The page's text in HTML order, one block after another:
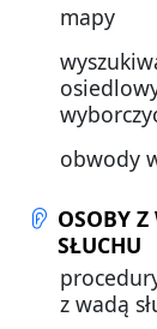
mapy
obwody
OSOBY Z
SŁUCHU
z wadą